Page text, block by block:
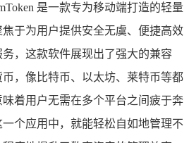
是一款专为移动端打造的轻量
于为用户提供安全无虞、便捷高效
，这款软件展现出了强大的兼容
，像比特币、以太坊、莱特币等都
着用户无需在多个平台之间疲于奔
个应用中，就能轻松自如地管理不